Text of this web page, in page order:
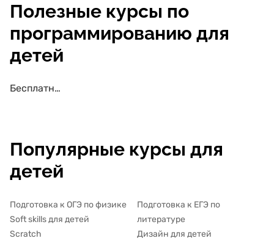
Полезные курсы по
программированию для
детей
Бесплатные курсы по программированию для детей
Популярные курсы для
детей
Подготовка к ОГЭ по физике
Soft skills для детей
Scratch
Подготовка к ЕГЭ по
литературе
Дизайн для детей